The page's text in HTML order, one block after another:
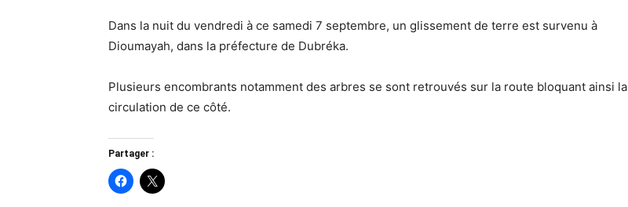
Dans la nuit du vendredi à ce samedi 7 septembre, un glissement de terre est survenu à
Dioumayah, dans la préfecture de Dubréka.
Plusieurs encombrants notamment des arbres se sont retrouvés sur la route bloquant ainsi la
circulation de ce côté.
Partager :